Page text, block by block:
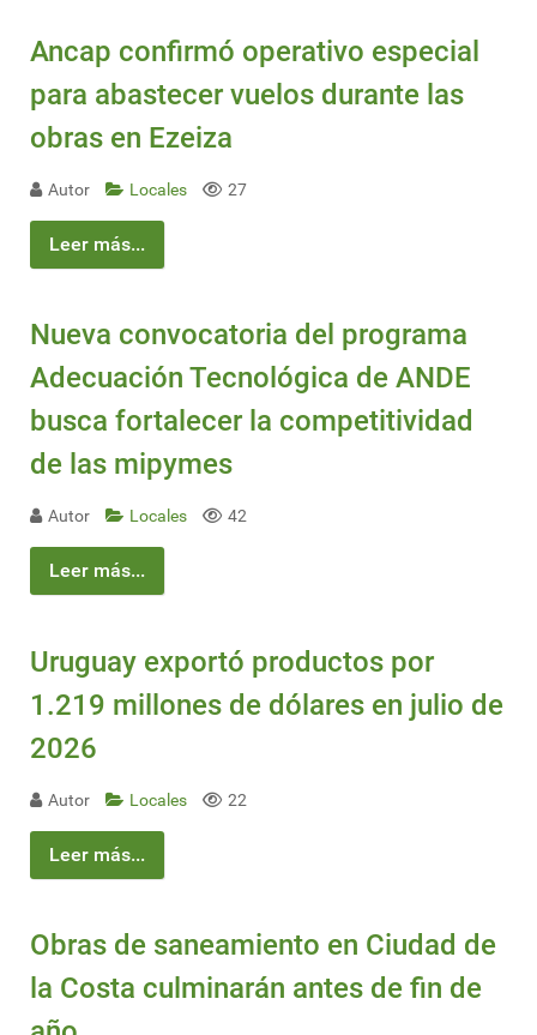
Ancap confirmó operativo especial
para abastecer vuelos durante las
obras en Ezeiza
Autor Locales 27
Leer más...
Nueva convocatoria del programa
Adecuación Tecnológica de ANDE
busca fortalecer la competitividad
de las mipymes
Autor Locales 42
Leer más...
Uruguay exportó productos por
1.219 millones de dólares en julio de
2026
Autor Locales 22
Leer más...
Obras de saneamiento en Ciudad de
la Costa culminarán antes de fin de